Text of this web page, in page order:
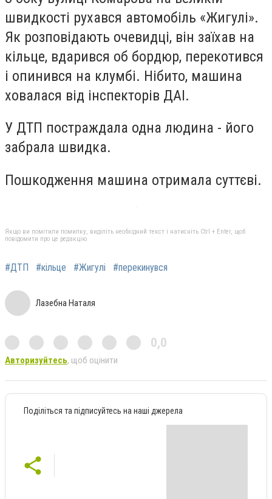
швидкості рухався автомобіль «Жигулі».
Як розповідають очевидці, він заїхав на
кільце, вдарився об бордюр, перекотився
і опинився на клумбі. Нібито, машина
ховалася від інспекторів ДАІ.
У ДТП постраждала одна людина - його
забрала швидка.
Пошкодження машина отримала суттєві.
Якщо ви помітили помилку, виділіть необхідний текст і натисніть Ctrl + Enter, щоб
повідомити про це редакцію
#ДТП #кільце #Жигулі #перекинувся
Лазебна Наталя
0,0
Авторизуйтесь, щоб оцінити
Поділіться та підписуйтесь на наші джерела